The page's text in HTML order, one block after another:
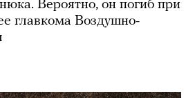
Вероятно, он погиб при
главкома Воздушно-